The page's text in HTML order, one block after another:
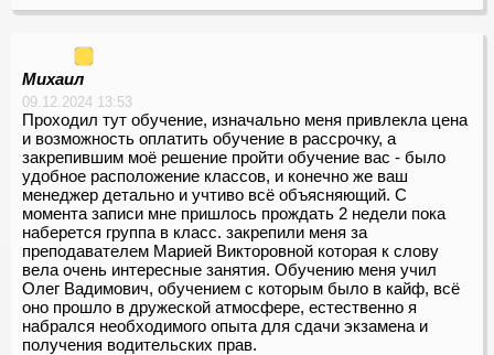
Михаил
09.12.2024 13:53
Проходил тут обучение, изначально меня привлекла цена
и возможность оплатить обучение в рассрочку, а
закрепившим моё решение пройти обучение вас - было
удобное расположение классов, и конечно же ваш
менеджер детально и учтиво всё объясняющий. С
момента записи мне пришлось прождать 2 недели пока
наберется группа в класс. закрепили меня за
преподавателем Марией Викторовной которая к слову
вела очень интересные занятия. Обучению меня учил
Олег Вадимович, обучением с которым было в кайф, всё
оно прошло в дружеской атмосфере, естественно я
набрался необходимого опыта для сдачи экзамена и
получения водительских прав.